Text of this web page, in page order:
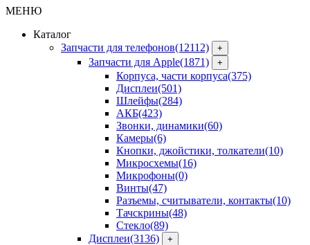
МЕНЮ
Каталог
Запчасти для телефонов(12112) +
Запчасти для Apple(1871) +
Корпуса, части корпуса(375)
Дисплеи(501)
Шлейфы(284)
АКБ(423)
Звонки, динамики(60)
Камеры(6)
Кнопки, джойстики, толкатели(10)
Микросхемы(16)
Микрофоны(0)
Винты(47)
Разъемы, считыватели, контакты(10)
Тачскрины(48)
Стекло(89)
Дисплеи(3136) +